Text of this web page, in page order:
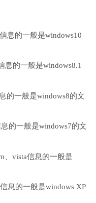
息的一般是windows10
息的一般是windows8.1
的一般是windows8的文
的一般是windows7的文
、vista信息的一般是
息的一般是windows XP